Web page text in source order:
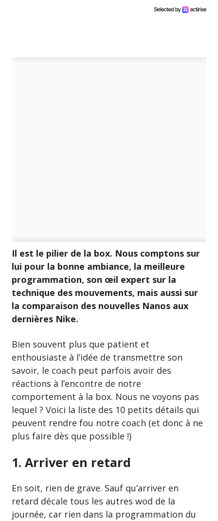
Il est le pilier de la box. Nous comptons sur
lui pour la bonne ambiance, la meilleure
programmation, son œil expert sur la
technique des mouvements, mais aussi sur
la comparaison des nouvelles Nanos aux
dernières Nike.
Bien souvent plus que patient et
enthousiaste à l’idée de transmettre son
savoir, le coach peut parfois avoir des
réactions à l’encontre de notre
comportement à la box. Nous ne voyons pas
lequel ? Voici la liste des 10 petits détails qui
peuvent rendre fou notre coach (et donc à ne
plus faire dès que possible !)
1. Arriver en retard
En soit, rien de grave. Sauf qu’arriver en
retard décale tous les autres wod de la
journée, car rien dans la programmation du